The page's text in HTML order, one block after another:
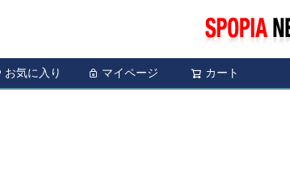
お気に入り マイページ カート